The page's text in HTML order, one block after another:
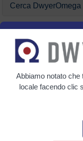
Home
Sonde RTD con
Griglia
Abbiamo notato che
locale facendo clic